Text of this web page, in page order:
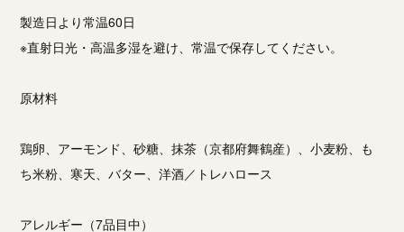
製造日より常温60日
※直射日光・高温多湿を避け、常温で保存してください。
原材料
鶏卵、アーモンド、砂糖、抹茶（京都府舞鶴産）、小麦粉、も
ち米粉、寒天、バター、洋酒／トレハロース
アレルギー（7品目中）